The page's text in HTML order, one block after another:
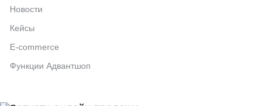
Новости
Кейсы
E-commerce
Функции Адвантшоп